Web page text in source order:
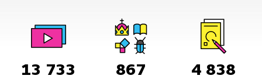
13 733 867 4 838